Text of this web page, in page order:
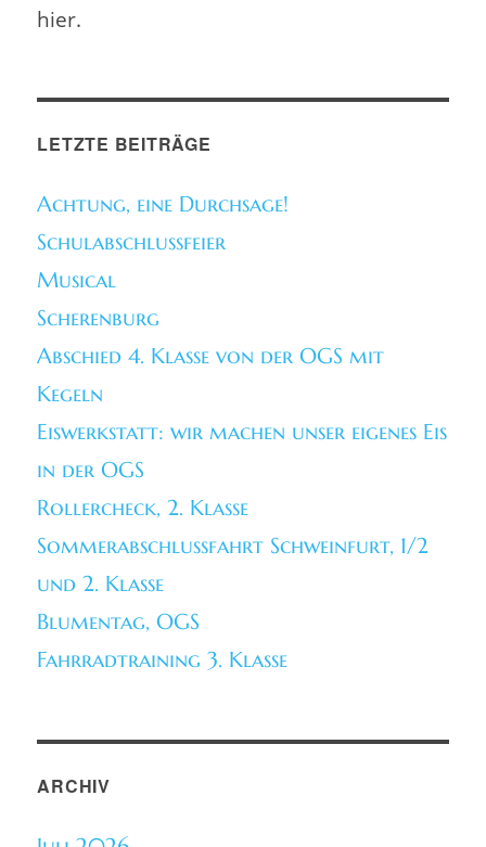
hier.
LETZTE BEITRÄGE
Achtung, eine Durchsage!
Schulabschlussfeier
Musical
Scherenburg
Abschied 4. Klasse von der OGS mit
Kegeln
Eiswerkstatt: wir machen unser eigenes Eis
in der OGS
Rollercheck, 2. Klasse
Sommerabschlussfahrt Schweinfurt, 1/2
und 2. Klasse
Blumentag, OGS
Fahrradtraining 3. Klasse
ARCHIV